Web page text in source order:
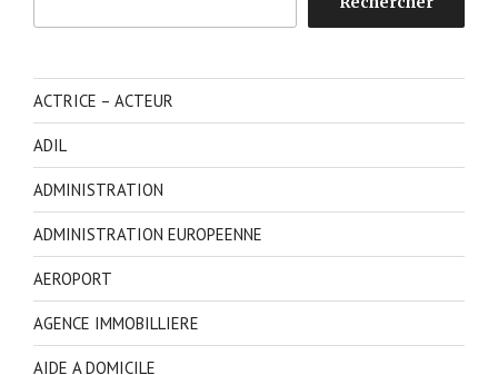
ACTRICE – ACTEUR
ADIL
ADMINISTRATION
ADMINISTRATION EUROPEENNE
AEROPORT
AGENCE IMMOBILLIERE
AIDE A DOMICILE